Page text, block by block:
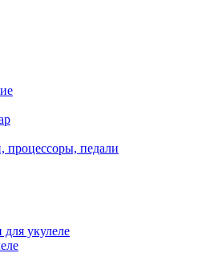
процессоры, педали
укулеле